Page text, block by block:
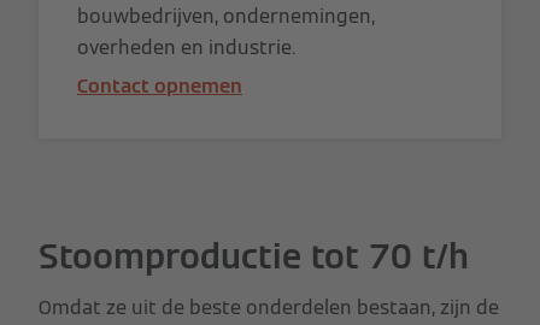
bouwbedrijven, ondernemingen,
overheden en industrie.
Contact opnemen
Stoomproductie tot 70 t/h
Omdat ze uit de beste onderdelen bestaan, zijn de